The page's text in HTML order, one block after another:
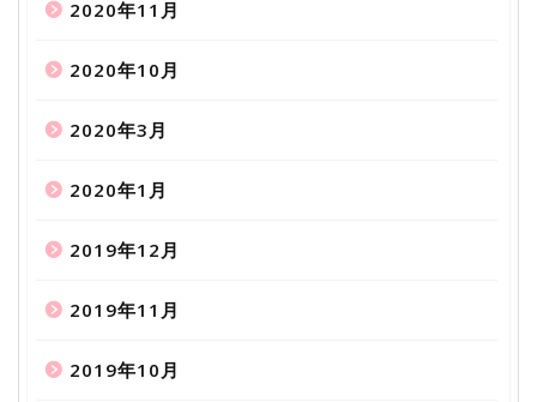
2020年11月
2020年10月
2020年3月
2020年1月
2019年12月
2019年11月
2019年10月